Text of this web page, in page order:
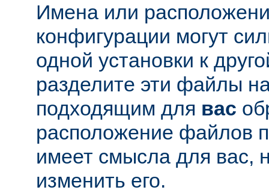
Имена или
конфигурации могут
одной установки к
разделите эти файлы
подходящим для вас
расположение файлов
имеет смысла для вас,
изменить его.